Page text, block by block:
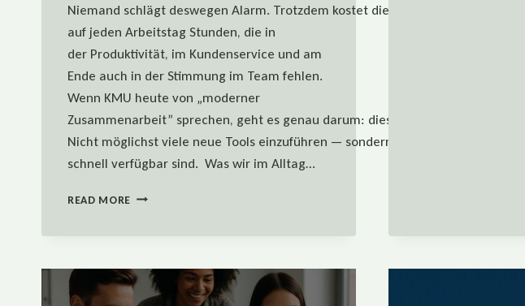
Niemand schlägt deswegen Alarm. Trotzdem kostet diese stille Steuer
auf jeden Arbeitstag Stunden, die in
der Produktivität, im Kundenservice und am
Ende auch in der Stimmung im Team fehlen.
Wenn KMU heute von „moderner
Zusammenarbeit” sprechen, geht es genau darum: diese stille Steuer zu senken.
Nicht möglichst viele neue Tools einzuführen — sondern dafür zu sorgen,
schnell verfügbar sind. Was wir im Alltag…
READ MORE MODERNE
KMU
WIRKLICH